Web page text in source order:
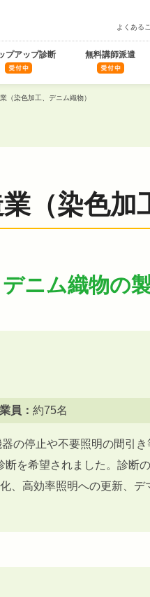
よくある
プアップ診断 無料講師派遣
（染色加工、デニム織物）
（染色加
ニム織物の
員： 約75名
の停止や不要照明の間引
断を希望されました。診断
、高効率照明への更新、